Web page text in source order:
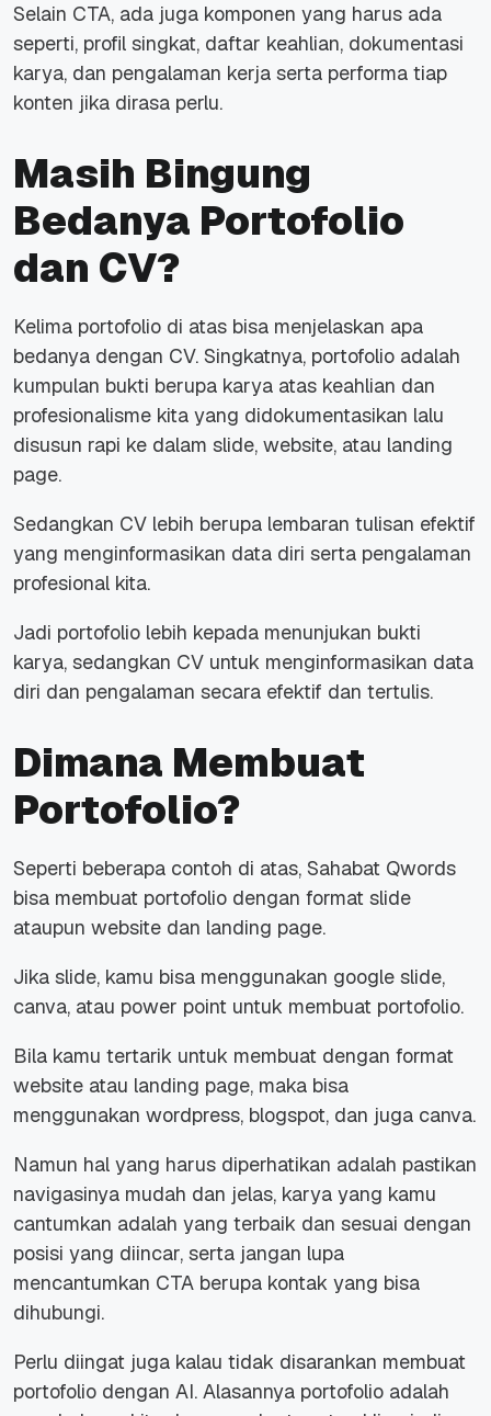
Selain CTA, ada juga komponen yang harus ada
seperti, profil singkat, daftar keahlian, dokumentasi
karya, dan pengalaman kerja serta performa tiap
konten jika dirasa perlu.
Masih Bingung
Bedanya Portofolio
dan CV?
Kelima portofolio di atas bisa menjelaskan apa
bedanya dengan CV. Singkatnya, portofolio adalah
kumpulan bukti berupa karya atas keahlian dan
profesionalisme kita yang didokumentasikan lalu
disusun rapi ke dalam slide, website, atau landing
page.
Sedangkan CV lebih berupa lembaran tulisan efektif
yang menginformasikan data diri serta pengalaman
profesional kita.
Jadi portofolio lebih kepada menunjukan bukti
karya, sedangkan CV untuk menginformasikan data
diri dan pengalaman secara efektif dan tertulis.
Dimana Membuat
Portofolio?
Seperti beberapa contoh di atas, Sahabat Qwords
bisa membuat portofolio dengan format slide
ataupun website dan landing page.
Jika slide, kamu bisa menggunakan google slide,
canva, atau power point untuk membuat portofolio.
Bila kamu tertarik untuk membuat dengan format
website atau landing page, maka bisa
menggunakan wordpress, blogspot, dan juga canva.
Namun hal yang harus diperhatikan adalah pastikan
navigasinya mudah dan jelas, karya yang kamu
cantumkan adalah yang terbaik dan sesuai dengan
posisi yang diincar, serta jangan lupa
mencantumkan CTA berupa kontak yang bisa
dihubungi.
Perlu diingat juga kalau tidak disarankan membuat
portofolio dengan AI. Alasannya portofolio adalah